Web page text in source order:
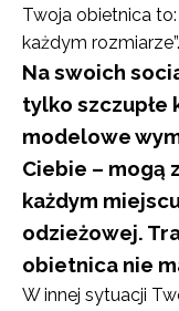
Twoja obietnica
każdym rozmiarze”.
Na swoich
tylko szczupłe
modelowe
Ciebie – mogą
każdym
odzieżowej.
obietnica nie
W innej sytuacji